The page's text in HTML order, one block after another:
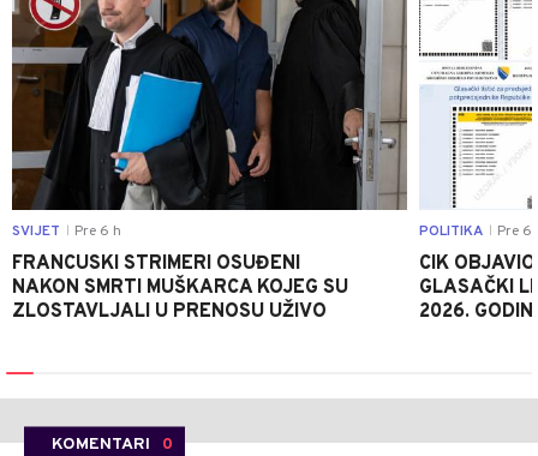
SVIJET Pre 6 h
FRANCUSKI STRIMERI OSUĐENI
NAKON SMRTI MUŠKARCA KOJEG SU
ZLOSTAVLJALI U PRENOSU UŽIVO
POLITIKA Pre 6
CIK
GLASAČKI
2026.
KOMENTARI 0